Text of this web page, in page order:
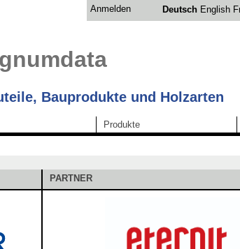
Deutsch English
Anmelden
Bauprodukte und Holzarten
Produkte
PARTNER